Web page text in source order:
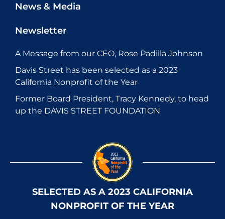
News & Media
Newsletter
A Message from our CEO, Rose Padilla Johnson
Davis Street has been selected as a 2023
California Nonprofit of the Year
Former Board President, Tracy Kennedy, to head
up the DAVIS STREET FOUNDATION
SELECTED AS A 2023 CALIFORNIA
NONPROFIT OF THE YEAR